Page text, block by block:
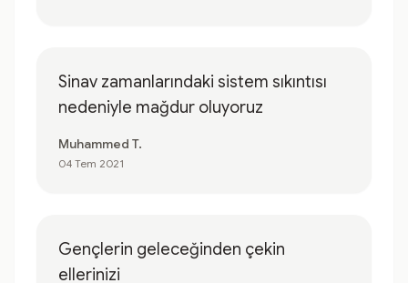
Sinav zamanlarındaki sistem sıkıntısı
nedeniyle mağdur oluyoruz
Muhammed T.
04 Tem 2021
Gençlerin geleceğinden çekin
ellerinizi